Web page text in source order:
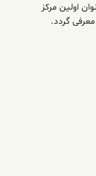
اولین مرکز
گردد.